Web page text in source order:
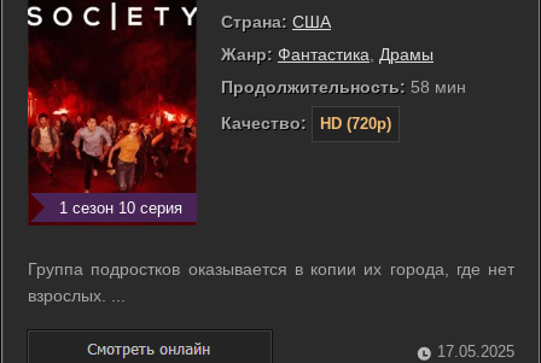
1 сезон 10 серия
Страна: США
Жанр: Фантастика
Драмы
Продолжительность: 58 мин
Качество:
HD (720p)
Группа подростков оказывается в копии их города, где нет
взрослых. ...
17.05.2025